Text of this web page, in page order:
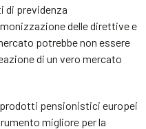
di previdenza
delle direttive e
potrebbe non essere
di un vero mercato
prodotti pensionistici europei
migliore per la